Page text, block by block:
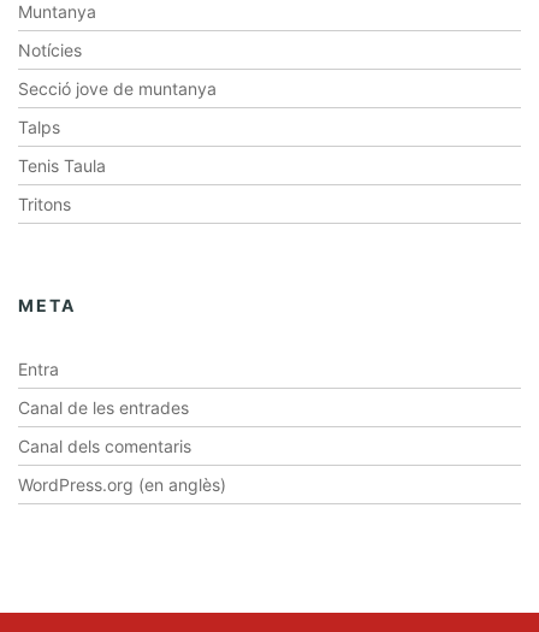
Muntanya
Notícies
Secció jove de muntanya
Talps
Tenis Taula
Tritons
META
Entra
Canal de les entrades
Canal dels comentaris
WordPress.org (en anglès)